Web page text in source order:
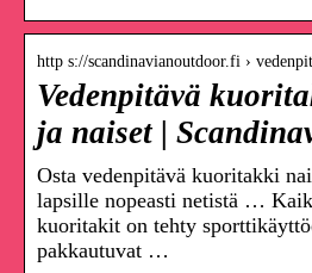
http s://scandinavianoutdoor.fi ›
Vedenpitävä
ja naiset |
Osta vedenpitävä kuoritakki
lapsille nopeasti netistä …
kuoritakit on tehty
pakkautuvat …